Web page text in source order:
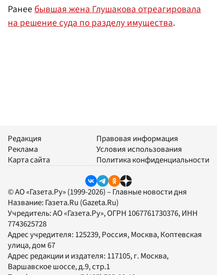
Ранеебывшая жена Глушакова отреагировала
на решение суда по разделу имущества.
Редакция
Реклама
Карта сайта
Правовая информация
Условия использования
Политика конфиденциальности
© АО «Газета.Ру» (1999-2026) – Главные новости дня
Название: Газета.Ru (Gazeta.Ru)
Учредитель:АО «Газета.Ру», ОГРН 1067761730376, ИНН
7743625728
Адрес учредителя: 125239, Россия, Москва, Коптевская
улица, дом 67
Адрес редакции и издателя: 117105, г. Москва,
Варшавское шоссе, д.9, стр.1